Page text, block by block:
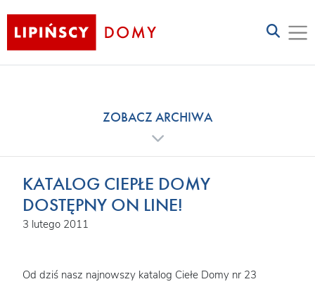
ZOBACZ ARCHIWA
KATALOG CIEPŁE DOMY
DOSTĘPNY ON LINE!
3 lutego 2011
Od dziś nasz najnowszy katalog Ciełe Domy nr 23